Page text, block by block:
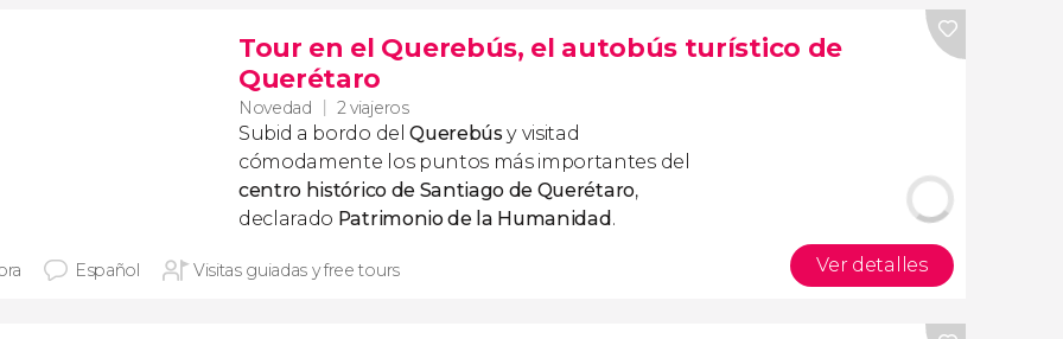
Tour en el Querebús, el autobús turístico de
Querétaro
Novedad 2 viajeros
Subid a bordo delQuerebúsy visitad
cómodamente los puntos más importantes del
centro histórico de Santiago de Querétaro,
declarado Patrimonio de la Humanidad.
Español Visitas guiadas y free tours Ver detalles